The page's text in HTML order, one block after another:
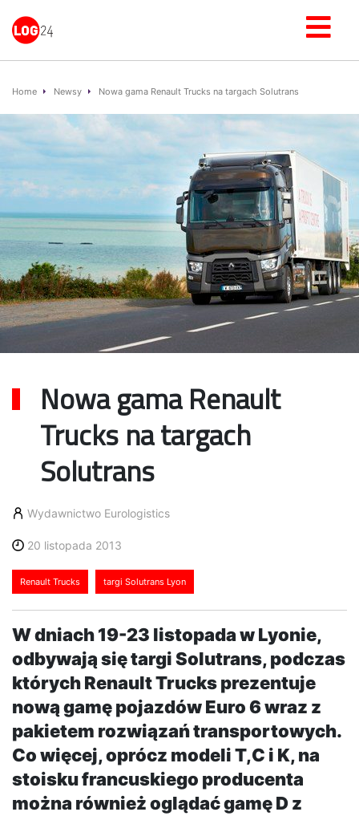
Home Newsy Nowa gama Renault Trucks na targach Solutrans
Nowa gama Renault
Trucks na targach
Solutrans
Wydawnictwo Eurologistics
20 listopada 2013
Renault Trucks targi Solutrans Lyon
W dniach 19-23 listopada w Lyonie,
odbywają się targi Solutrans, podczas
których Renault Trucks prezentuje
nową gamę pojazdów Euro 6 wraz z
pakietem rozwiązań transportowych.
Co więcej, oprócz modeli T,C i K, na
stoisku francuskiego producenta
można również oglądać gamę D z